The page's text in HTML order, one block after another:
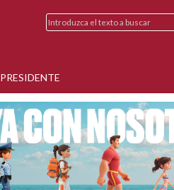
PRESIDENTE